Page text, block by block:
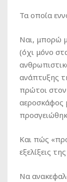
Τα οποία
Ναι, μπορώ
(όχι μόνο
ανάπτυξης
πρώτοι
αεροσκάφος
Και πώς
εξελίξεις
Να